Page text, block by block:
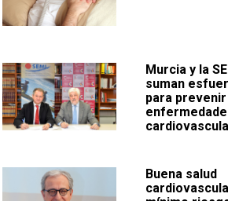
Murcia y la
suman
para prevenir
Buena salud